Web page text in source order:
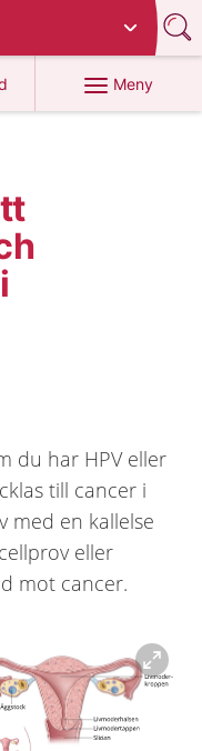
Meny
du har HPV eller
till cancer i
med en kallelse
eller
mot cancer.